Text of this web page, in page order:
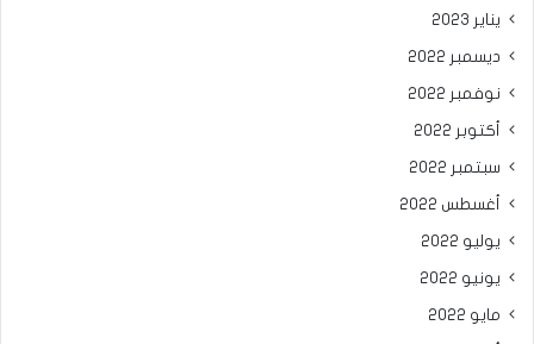
يناير 2023
ديسمبر 2022
نوفمبر 2022
أكتوبر 2022
سبتمبر 2022
أغسطس 2022
يوليو 2022
يونيو 2022
مايو 2022